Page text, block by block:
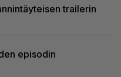
trailerin
episodin